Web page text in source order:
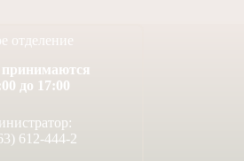
отделение
принимаются
до 17:00
612-444-2